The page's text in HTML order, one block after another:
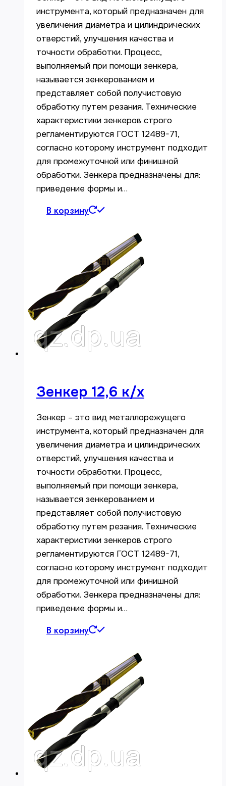
инструмента, который предназначен для
увеличения диаметра и цилиндрических
отверстий, улучшения качества и
точности обработки. Процесс,
выполняемый при помощи зенкера,
называется зенкерованием и
представляет собой получистовую
обработку путем резания. Технические
характеристики зенкеров строго
регламентируются ГОСТ 12489-71,
согласно которому инструмент подходит
для промежуточной или финишной
обработки. Зенкера предназначены для:
приведение формы и…
В корзину
Зенкер 12,6 к/х
Зенкер – это вид металлорежущего
инструмента, который предназначен для
увеличения диаметра и цилиндрических
отверстий, улучшения качества и
точности обработки. Процесс,
выполняемый при помощи зенкера,
называется зенкерованием и
представляет собой получистовую
обработку путем резания. Технические
характеристики зенкеров строго
регламентируются ГОСТ 12489-71,
согласно которому инструмент подходит
для промежуточной или финишной
обработки. Зенкера предназначены для:
приведение формы и…
В корзину